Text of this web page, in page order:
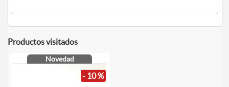
Productos visitados
Novedad
- 10 %